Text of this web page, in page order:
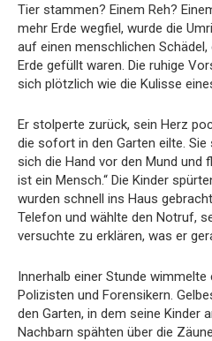
Tier stammen? Einem Reh?
mehr Erde wegfiel, wurde die
auf einen menschlichen
Erde gefüllt waren. Die ruhige
sich plötzlich wie die Kulisse
Er stolperte zurück, sein Herz
die sofort in den Garten eilte.
sich die Hand vor den Mund und
ist ein Mensch.“ Die Kinder
wurden schnell ins Haus
Telefon und wählte den Notruf,
versuchte zu erklären, was er
Innerhalb einer Stunde
Polizisten und Forensikern.
den Garten, in dem seine Kinder
Nachbarn spähten über die